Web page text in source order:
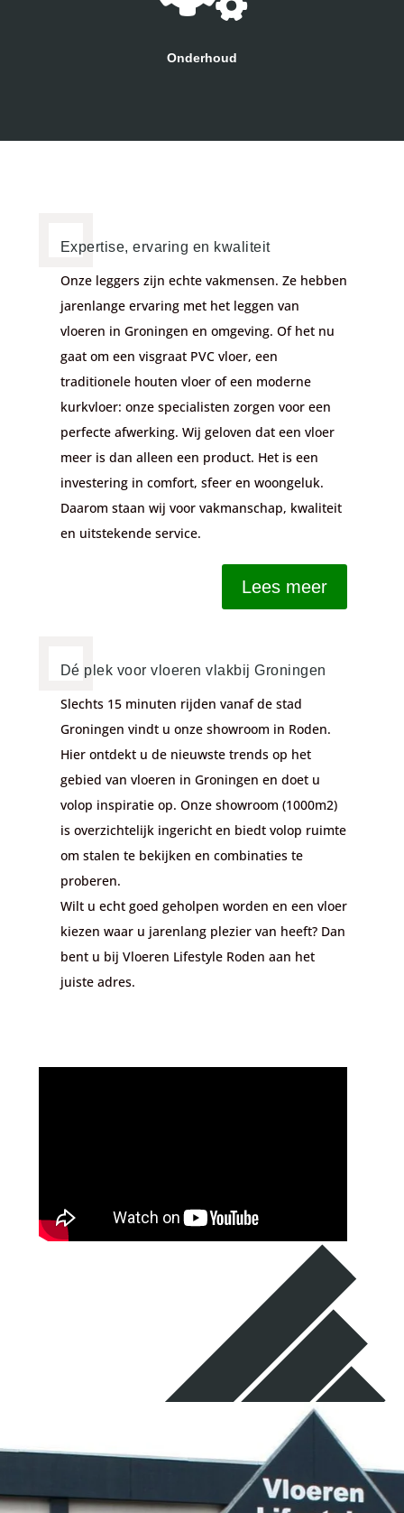
Onderhoud
Expertise, ervaring en kwaliteit
Onze leggers zijn echte vakmensen. Ze hebben
jarenlange ervaring met het leggen van
vloeren in Groningen en omgeving. Of het nu
gaat om een visgraat PVC vloer, een
traditionele houten vloer of een moderne
kurkvloer: onze specialisten zorgen voor een
perfecte afwerking. Wij geloven dat een vloer
meer is dan alleen een product. Het is een
investering in comfort, sfeer en woongeluk.
Daarom staan wij voor vakmanschap, kwaliteit
en uitstekende service.
Lees meer
Dé plek voor vloeren vlakbij Groningen
Slechts 15 minuten rijden vanaf de stad
Groningen vindt u onze showroom in Roden.
Hier ontdekt u de nieuwste trends op het
gebied van vloeren in Groningen en doet u
volop inspiratie op. Onze showroom (1000m2)
is overzichtelijk ingericht en biedt volop ruimte
om stalen te bekijken en combinaties te
proberen.
Wilt u echt goed geholpen worden en een vloer
kiezen waar u jarenlang plezier van heeft? Dan
bent u bij Vloeren Lifestyle Roden aan het
juiste adres.